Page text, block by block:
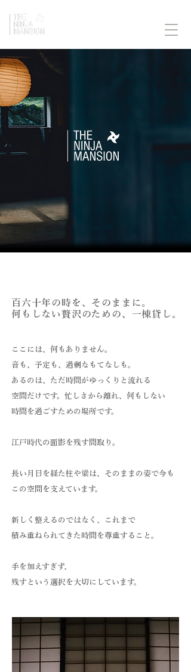
​百六十年の時を、そのままに。
何もしない贅沢のための、一棟貸し。
ここには、何もありません。
音も、予定も、過剰なもてなしも。
あるのは、ただ時間がゆっくりと流れる
空間だけです。忙しさから離れ、何もしない
時間を過ごすための場所です。
江戸時代の面影を残す間取り。
長い月日を経た柱や梁は、そのままの姿で今も
この空間を支えています。
新しく整えるのではなく、これまで
積み重ねられてきた時間を尊重すること。
​手を加えすぎず、
残すという選択を大切にしています。